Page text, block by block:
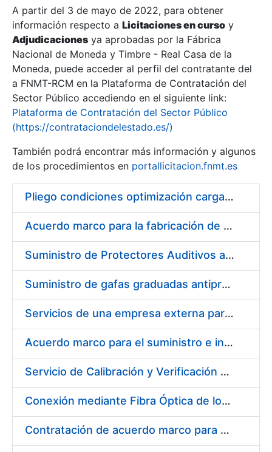
Mostrar/Ocultar
Mostrar/Ocultar
Mostrar/Ocultar
Mostrar/Ocultar
A partir del 3 de mayo de 2022, para obtener
información respecto a Licitaciones en curso y
Adjudicaciones ya aprobadas por la Fábrica
Nacional de Moneda y Timbre - Real Casa de la
Moneda, puede acceder al perfil del contratante del
a FNMT-RCM en la Plataforma de Contratación del
Sector Público accediendo en el siguiente link:
Plataforma de Contratación del Sector Público
(https://contrataciondelestado.es/)
También podrá encontrar más información y algunos
de los procedimientos en portallicitacion.fnmt.es
Pliego condiciones optimización cargas compras firmado
Acuerdo marco para la fabricación de piezas
Suministro de Protectores Auditivos a medida para las personas trabajadoras de los Centros de Trabajo de Madrid y Burgos
Suministro de gafas graduadas antiproyecciones para los trabajadores de la FNMT-RCM en los centros de trabajo de Madrid y Burgos
Servicios de una empresa externa para el asesoramiento y resolución de los recursos de alzada que se presentan relacionados con procesos de selección para la FNMT-RCM
Acuerdo marco para el suministro e instalación de persianas, estores y otros complementos
Servicio de Calibración y Verificación Externa de los Equipos de Medición del Servicio de Prevención de la FNMT-RCM
Conexión mediante Fibra Óptica de los Centros de Proceso de Datos (CPDs) de las sedes de la FNMT-RCM de Burgos y Madrid
Contratación de acuerdo marco para el Suministro de Material de Electricidad para la Fábrica Nacional de Moneda y Timbre-Real Casa de la Moneda en su centro de trabajo de Burgos